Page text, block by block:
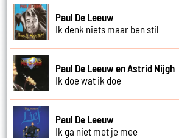
Paul De Leeuw
Ik denk niets maar ben stil
Paul De Leeuw en Astrid Nijgh
Ik doe wat ik doe
Paul De Leeuw
Ik ga niet met je mee